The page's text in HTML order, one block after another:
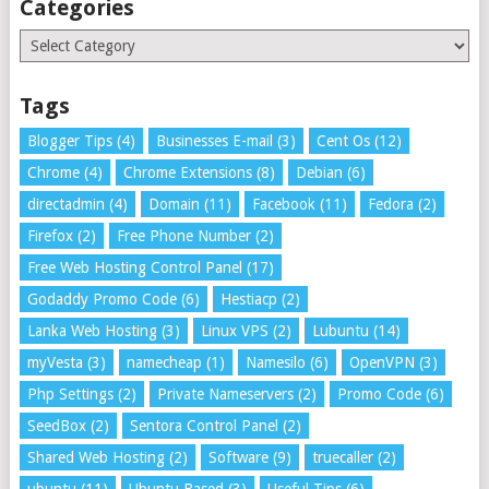
Categories
Categories
Tags
Blogger Tips(4) Businesses E-mail (3) Cent Os(12)
Chrome(4) Chrome Extensions(8) Debian (6)
directadmin (4) Domain (11) Facebook (11) Fedora (2)
Firefox(2) Free Phone Number(2)
Free Web Hosting Control Panel (17)
Godaddy Promo Code(6) Hestiacp (2)
Lanka Web Hosting(3) Linux VPS (2) Lubuntu (14)
myVesta (3) namecheap (1) Namesilo (6) OpenVPN (3)
Php Settings(2) Private Nameservers(2) Promo Code(6)
SeedBox(2) Sentora Control Panel (2)
Shared Web Hosting(2) Software(9) truecaller(2)